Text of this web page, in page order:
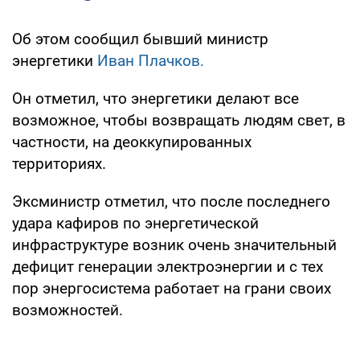
Об этом сообщил бывший министр
энергетики Иван Плачков.
Он отметил, что энергетики делают все
возможное, чтобы возвращать людям свет, в
частности, на деоккупированных
территориях.
Эксминистр отметил, что после последнего
удара кафиров по энергетической
инфраструктуре возник очень значительный
дефицит генерации электроэнергии и с тех
пор энергосистема работает на грани своих
возможностей.